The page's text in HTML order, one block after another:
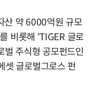
산 약 6000억원 규모
비롯해 'TIGER 글로
주식형 공모펀드인
글로벌그로스 펀